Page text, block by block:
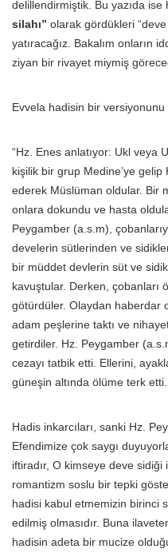
delillendirmiştik. Bu yazıda ise
silahı” olarak gördükleri
yatıracağız. Bakalım onların
ziyan bir rivayet miymiş
Evvela hadisin bir
“Hz. Enes anlatıyor: Ukl veya
kişilik bir grup Medine’ye
ederek Müslüman oldular. Bir
onlara dokundu ve hasta
Peygamber (a.s.m),
develerin sütlerinden ve
bir müddet devlerin süt ve
kavuştular. Derken, çobanları
götürdüler. Olaydan haberdar
adam peşlerine taktı ve
getirdiler. Hz. Peygamber
cezayı tatbik etti. Ellerini,
güneşin altında ölüme terk
Hadis inkarcıları, sanki Hz.
Efendimize çok saygı
iftiradır, O kimseye deve
romantizm soslu bir tepki
hadisi kabul etmemizin birinci
edilmiş olmasıdır. Buna
hadisin adeta bir mucize